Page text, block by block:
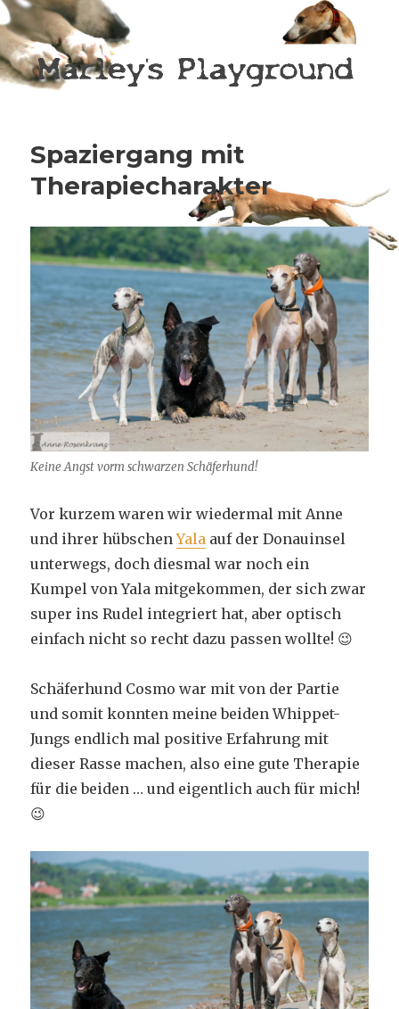
Marley's playground
Spaziergang mit
Therapiecharakter
Keine Angst vorm schwarzen Schäferhund!
Vor kurzem waren wir wiedermal mit Anne
und ihrer hübschenYala auf der Donauinsel
unterwegs, doch diesmal war noch ein
Kumpel von Yala mitgekommen, der sich zwar
super ins Rudel integriert hat, aber optisch
einfach nicht so recht dazu passen wollte! 😉
Schäferhund Cosmo war mit von der Partie
und somit konnten meine beiden Whippet-
Jungs endlich mal positive Erfahrung mit
dieser Rasse machen, also eine gute Therapie
für die beiden … und eigentlich auch für mich!
😉